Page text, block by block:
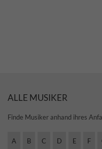
ALLE MUSIKER
Finde Musiker anhand ihres
A B C D E F